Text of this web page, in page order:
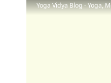
Yoga Vidya Blog - Yoga,